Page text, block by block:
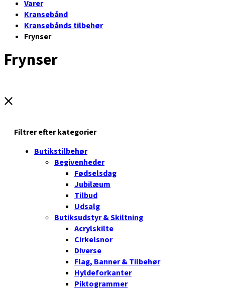
Varer
Kransebånd
Kransebånds tilbehør
Frynser
Frynser
Filtrer efter kategorier
Butikstilbehør
Begivenheder
Fødselsdag
Jubilæum
Tilbud
Udsalg
Butiksudstyr & Skiltning
Acrylskilte
Cirkelsnor
Diverse
Flag, Banner & Tilbehør
Hyldeforkanter
Piktogrammer